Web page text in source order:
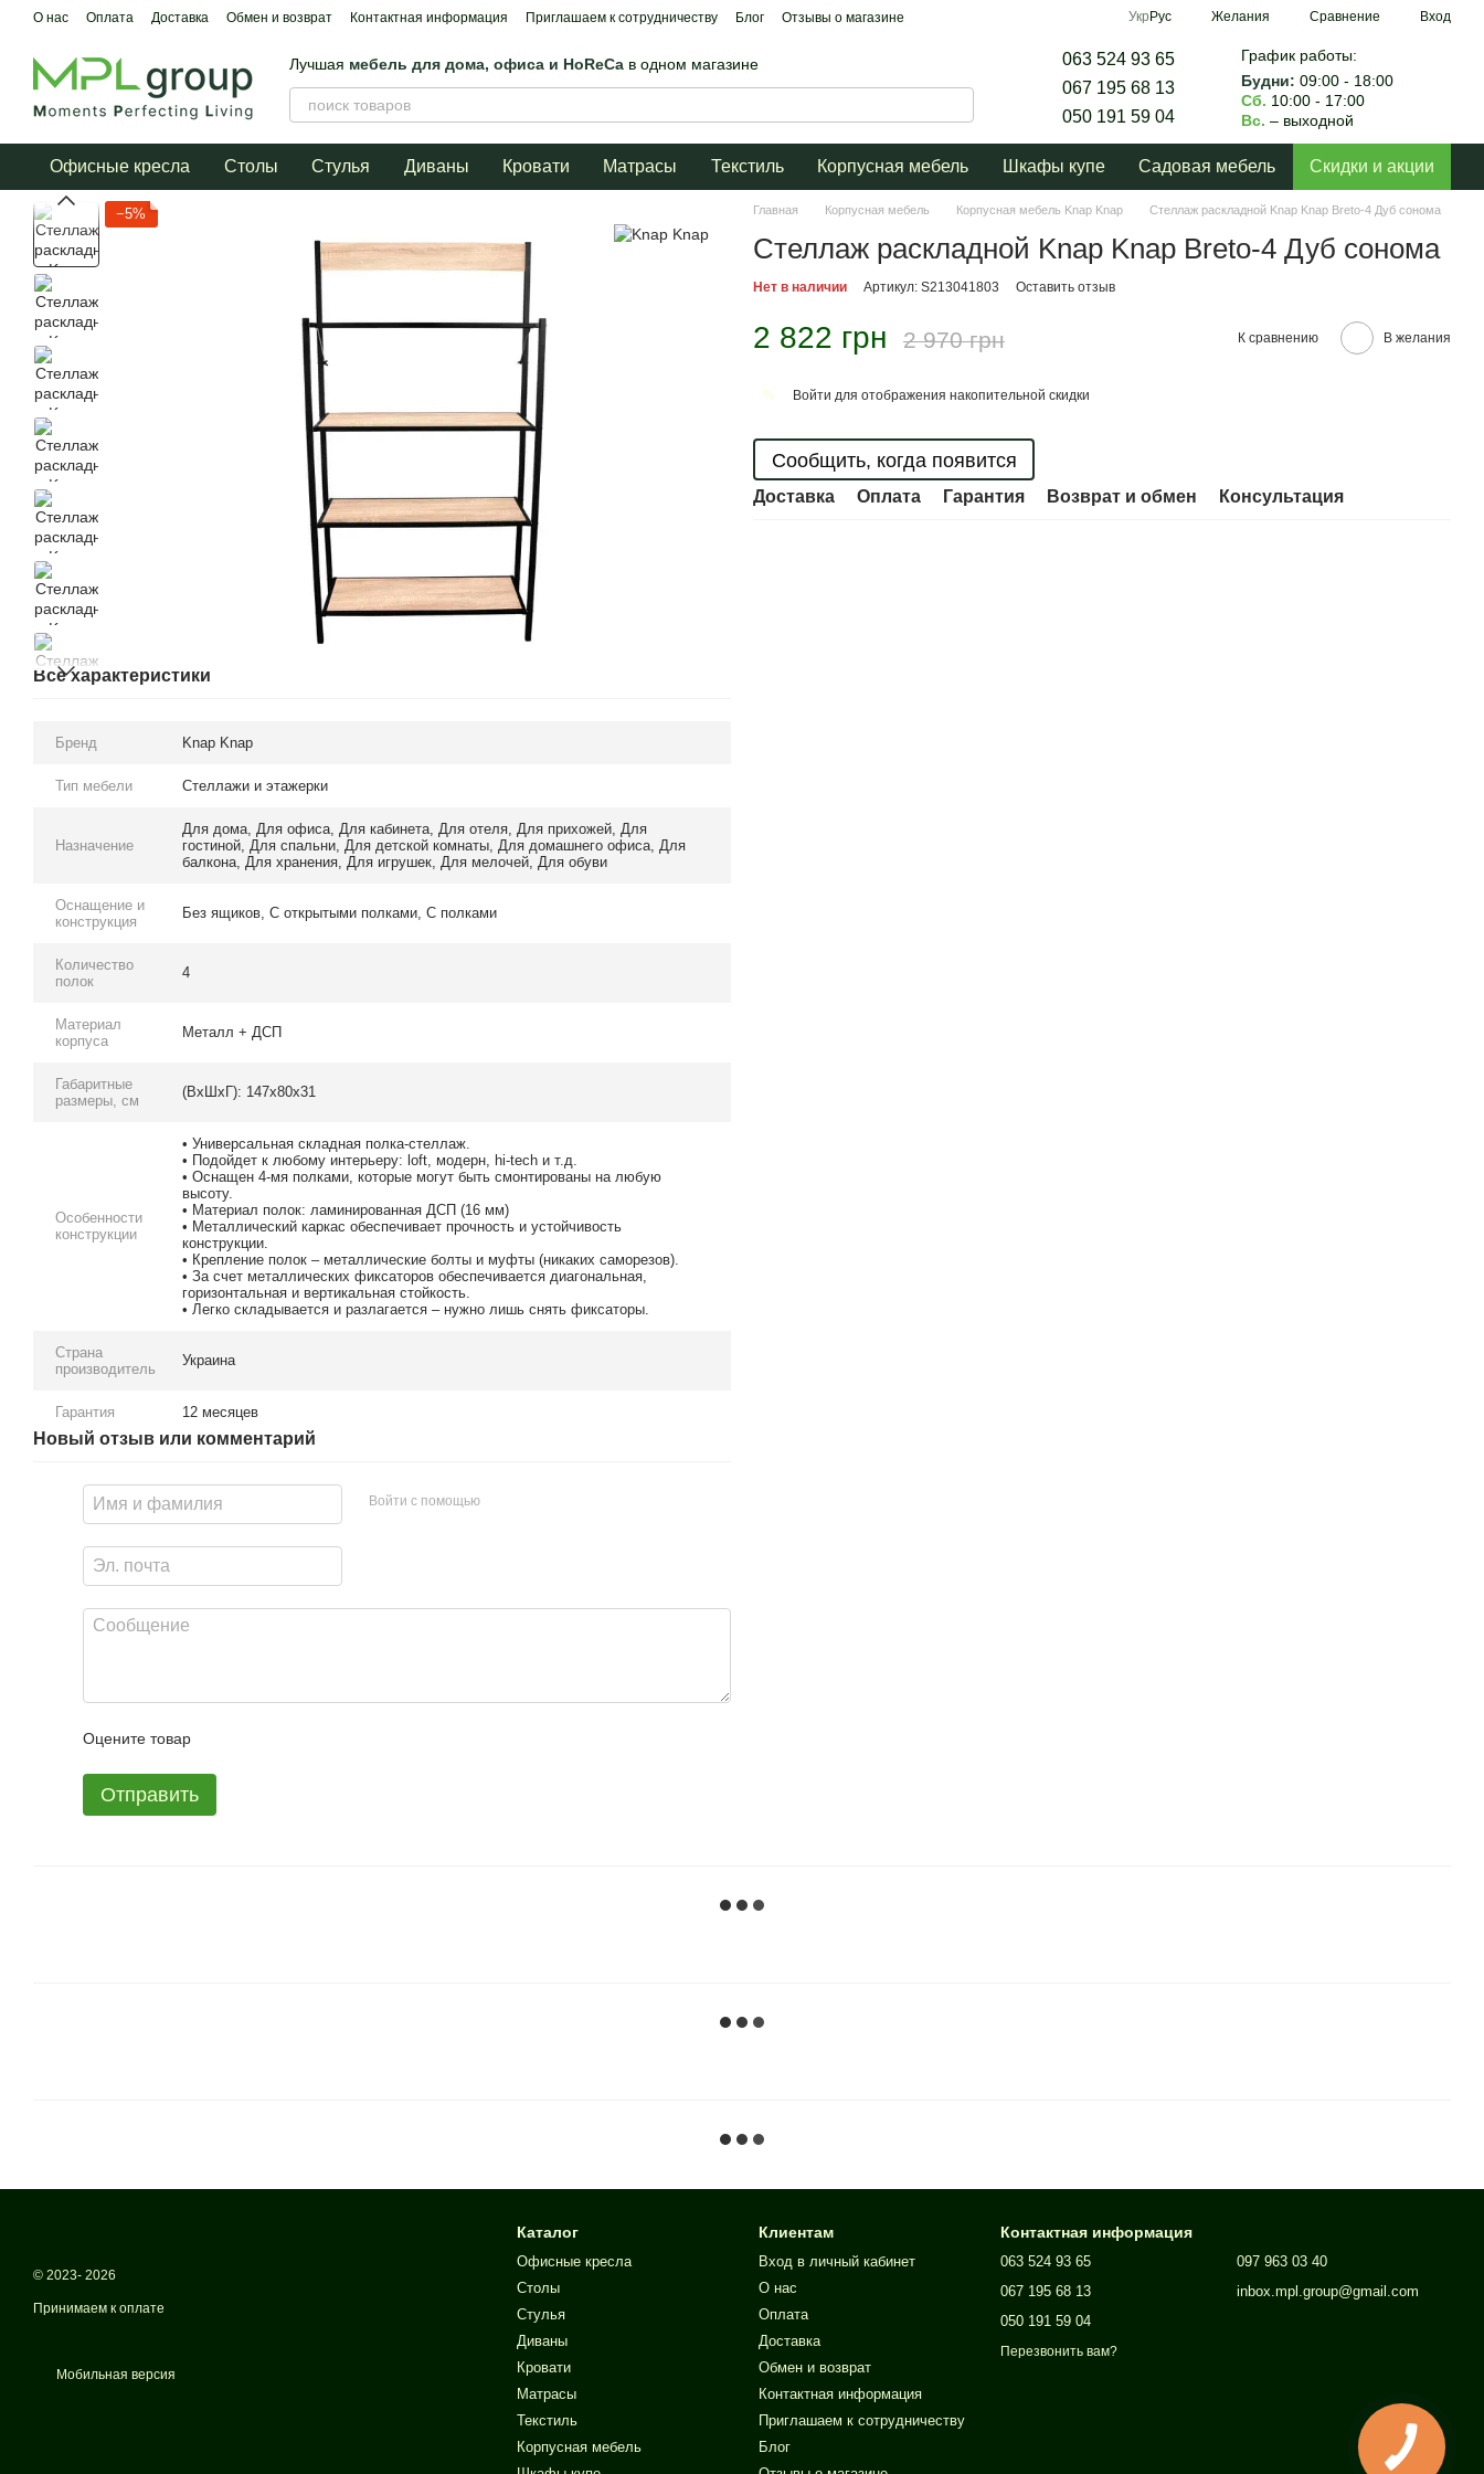
Перейти к основному контенту
О нас Оплата Доставка Обмен и возврат Контактная информация Приглашаем к сотрудничеству Блог Отзывы о магазине Укр Рус Желания Сравнение Вход
Лучшая мебель для дома, офиса и HoReCa в одном магазине
063 524 93 65
067 195 68 13
050 191 59 04
График работы:
Будни: 09:00 - 18:00
Сб. 10:00 - 17:00
Вс. – выходной
Офисные кресла Столы Стулья Диваны Кровати Матрасы Текстиль Корпусная мебель Шкафы купе Садовая мебель Скидки и акции
−5%
Все характеристики
Бренд Knap Knap
Тип мебели Стеллажи и этажерки
Назначение
Для дома, Для офиса, Для кабинета, Для отеля, Для прихожей, Для
гостиной, Для спальни, Для детской комнаты, Для домашнего офиса, Для
балкона, Для хранения, Для игрушек, Для мелочей, Для обуви
Оснащение и
конструкция
Без ящиков, С открытыми полками, С полками
Количество
полок
4
Материал
корпуса
Металл + ДСП
Габаритные
размеры, см
(ВхШхГ): 147х80х31
Особенности
конструкции
• Универсальная складная полка-стеллаж.
• Подойдет к любому интерьеру: loft, модерн, hi-tech и т.д.
• Оснащен 4-мя полками, которые могут быть смонтированы на любую
высоту.
• Материал полок: ламинированная ДСП (16 мм)
• Металлический каркас обеспечивает прочность и устойчивость
конструкции.
• Крепление полок – металлические болты и муфты (никаких саморезов).
• За счет металлических фиксаторов обеспечивается диагональная,
горизонтальная и вертикальная стойкость.
• Легко складывается и разлагается – нужно лишь снять фиксаторы.
Страна
производитель
Украина
Гарантия 12 месяцев
Новый отзыв или комментарий
Войти с помощью
Оцените товар
Отправить
Главная Корпусная мебель Корпусная мебель Knap Knap Стеллаж раскладной Knap Knap Breto-4 Дуб сонома
Стеллаж раскладной Knap Knap Breto-4 Дуб сонома
Нет в наличии Артикул: S213041803 Оставить отзыв
2 822 грн 2 970 грн К сравнению В желания
% Войти для отображения накопительной скидки
Сообщить, когда появится
Доставка Оплата Гарантия Возврат и обмен Консультация
© 2023- 2026
Принимаем к оплате
Мобильная версия
Каталог
Офисные кресла
Столы
Стулья
Диваны
Кровати
Матрасы
Текстиль
Корпусная мебель
Клиентам
Вход в личный кабинет
О нас
Оплата
Доставка
Обмен и возврат
Контактная информация
Приглашаем к сотрудничеству
Блог
Контактная информация
063 524 93 65
067 195 68 13
050 191 59 04
Перезвонить вам?
097 963 03 40
inbox.mpl.group@gmail.com